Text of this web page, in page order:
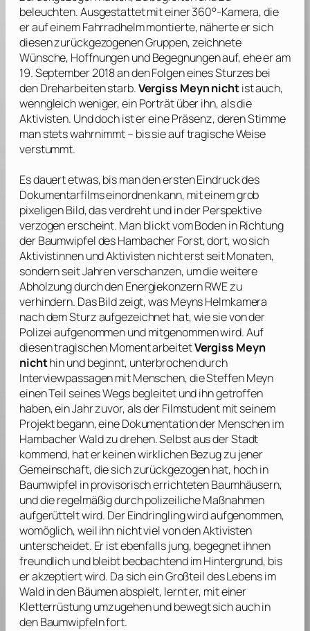
beleuchten. Ausgestattet mit einer 360°-Kamera, die
er auf einem Fahrradhelm montierte, näherte er sich
diesen zurückgezogenen Gruppen, zeichnete
Wünsche, Hoffnungen und Begegnungen auf, ehe er am
19. September 2018 an den Folgen eines Sturzes bei
den Dreharbeiten starb.Vergiss Meyn nichtist auch,
wenngleich weniger, ein Porträt über ihn, als die
Aktivisten. Und doch ist er eine Präsenz, deren Stimme
man stets wahrnimmt – bis sie auf tragische Weise
verstummt.
Es dauert etwas, bis man den ersten Eindruck des
Dokumentarfilms einordnen kann, mit einem grob
pixeligen Bild, das verdreht und in der Perspektive
verzogen erscheint. Man blickt vom Boden in Richtung
der Baumwipfel des Hambacher Forst, dort, wo sich
Aktivistinnen und Aktivisten nicht erst seit Monaten,
sondern seit Jahren verschanzen, um die weitere
Abholzung durch den EnergiekonzernRWEzu
verhindern. Das Bild zeigt, wasMeynsHelmkamera
nach dem Sturz aufgezeichnet hat, wie sie von der
Polizei aufgenommen und mitgenommen wird. Auf
diesen tragischen Moment arbeitetVergiss Meyn
nichthin und beginnt, unterbrochen durch
Interviewpassagen mit Menschen, dieSteffen Meyn
einen Teil seines Wegs begleitet und ihn getroffen
haben, ein Jahr zuvor, als der Filmstudent mit seinem
Projekt begann, eine Dokumentation der Menschen im
Hambacher Wald zu drehen. Selbst aus der Stadt
kommend, hat er keinen wirklichen Bezug zu jener
Gemeinschaft, die sich zurückgezogen hat, hoch in
Baumwipfel in provisorisch errichteten Baumhäusern,
und die regelmäßig durch polizeiliche Maßnahmen
aufgerüttelt wird. Der Eindringling wird aufgenommen,
womöglich, weil ihn nicht viel von den Aktivisten
unterscheidet. Er ist ebenfalls jung, begegnet ihnen
freundlich und bleibt beobachtend im Hintergrund, bis
er akzeptiert wird. Da sich ein Großteil des Lebens im
Wald in den Bäumen abspielt, lernt er, mit einer
Kletterrüstung umzugehen und bewegt sich auch in
den Baumwipfeln fort.